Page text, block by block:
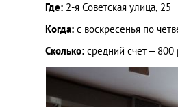
Где: 2-я Советская улица, 25
Когда: с воскресенья по
Сколько: средний счет – 800